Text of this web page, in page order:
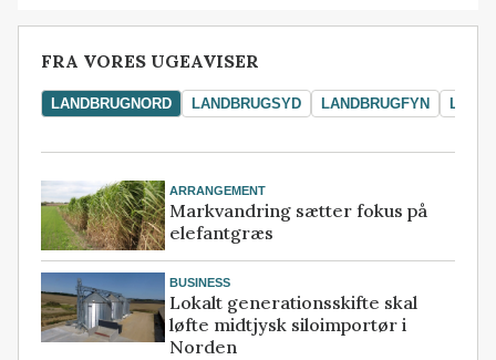
FRA VORES UGEAVISER
LANDBRUGNORD LANDBRUGSYD LANDBRUGFYN
ARRANGEMENT
Markvandring sætter fokus på
elefantgræs
BUSINESS
Lokalt generationsskifte skal
løfte midtjysk siloimportør i
Norden